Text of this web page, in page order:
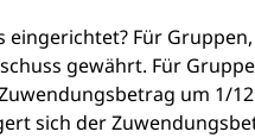
eingerichtet? Für
gewährt. Für
um 1/
sich der